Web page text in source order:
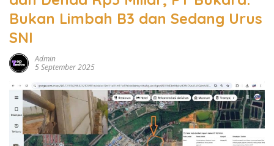
Bukan Limbah B3 dan Sedang Urus
SNI
Admin
5 September 2025